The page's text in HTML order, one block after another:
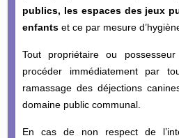
publics, les espaces des jeux
enfantset ce par mesure
Tout propriétaire ou
procéder immédiatement par
ramassage des déjections
domaine public communal.
En cas de non respect de